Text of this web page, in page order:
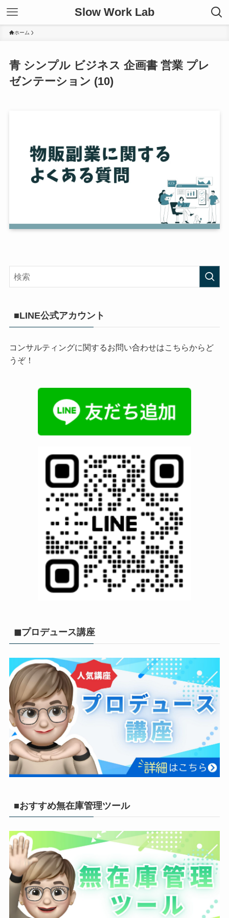
Slow Work Lab
ホーム
青 シンプル ビジネス 企画書 営業 プレ
ゼンテーション (10)
■LINE公式アカウント
コンサルティングに関するお問い合わせはこちらからど
うぞ！
◼︎プロデュース講座
■おすすめ無在庫管理ツール